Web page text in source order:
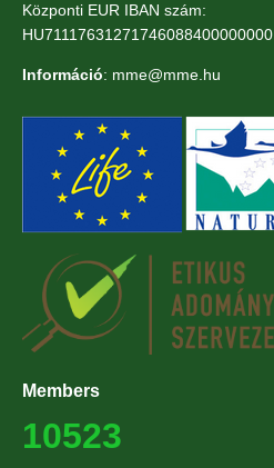
Központi EUR IBAN szám:
HU71117631271746088400000000
Információ: mme@mme.hu
Members
10523